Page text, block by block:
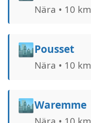
Nära • 10 km
🏙️Pousset
Nära • 10 km
🏙️Waremme